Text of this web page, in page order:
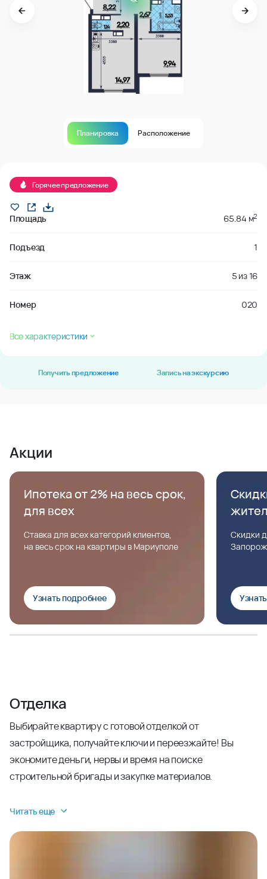
Планировка Расположение
Горячее предложение
Площадь 65.84 м2
Подъезд 1
Этаж 5 из16
Номер 020
Все характеристики
Получить предложение Запись на экскурсию
Акции
Ипотека от 2% на весь срок,
для всех
Ставка для всех категорий клиентов,
на весь срок на квартиры в Мариуполе
Узнать подробнее
Скидки
Отделка
Выбирайте квартиру с готовой отделкой от
застройщика, получайте ключи и переезжайте! Вы
экономите деньги, нервы и время на поиске
строительной бригады и закупке материалов.
Читать еще